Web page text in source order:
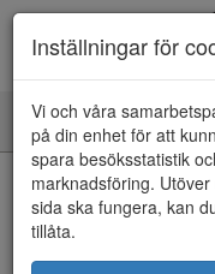
Toggle
navigation
Varumärke: Axelda
Rensa
Inställningar för
Vi och våra
på din enhet för att
spara besöksstatistik
marknadsföring.
sida ska fungera, kan
tillåta.